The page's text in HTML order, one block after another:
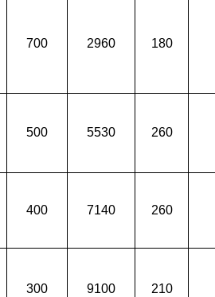
700 2960 180
500
5530 260
400
7140 260
300
9100 210